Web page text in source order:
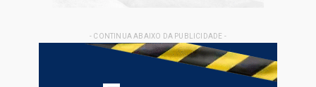
- CONTINUA ABAIXO DA PUBLICIDADE -